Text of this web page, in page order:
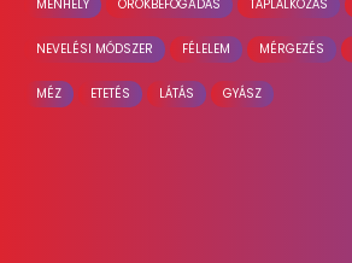
MENHELY ÖRÖKBEFOGADÁS TÁPLÁLKOZÁS
NEVELÉSI MÓDSZER FÉLELEM MÉRGEZÉS
MÉZ ETETÉS LÁTÁS GYÁSZ